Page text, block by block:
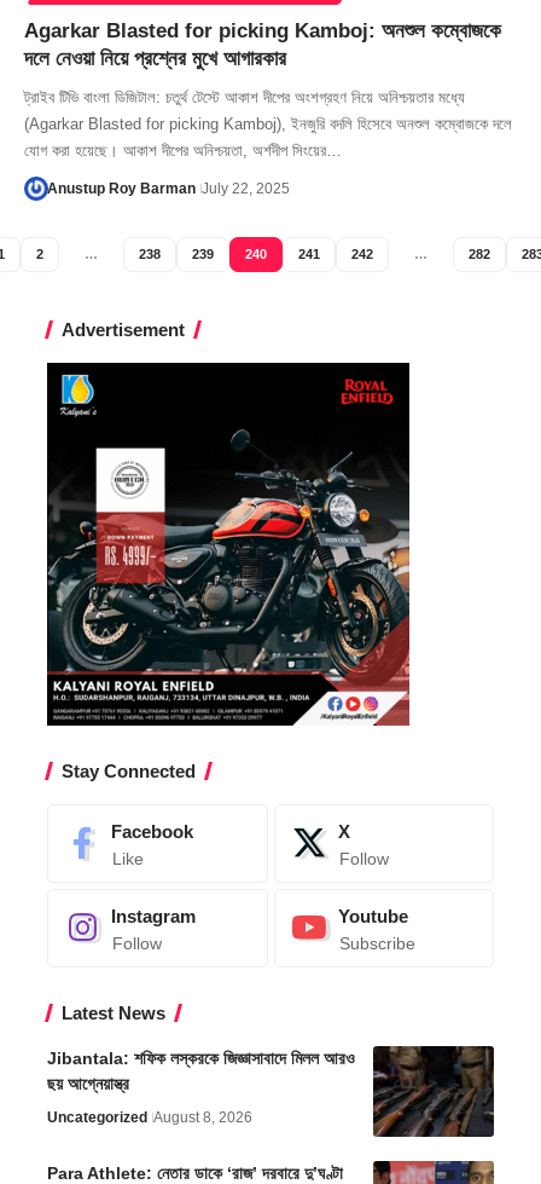
Agarkar Blasted for picking Kamboj: অনশুল কম্বোজকে
দলে নেওয়া নিয়ে প্রশ্নের মুখে আগারকার
ট্রাইব টিভি বাংলা ডিজিটাল: চতুর্থ টেস্টে আকাশ দীপের অংশগ্রহণ নিয়ে অনিশ্চয়তার মধ্যে
(Agarkar Blasted for picking Kamboj), ইনজুরি বদলি হিসেবে অনশুল কম্বোজকে দলে
যোগ করা হয়েছে। আকাশ দীপের অনিশ্চয়তা, অর্শদীপ সিংয়ের…
Anustup Roy Barman July 22, 2025
2 … 238 239 240 241 242 … 282
Advertisement
Stay Connected
Facebook
Like
X
Follow
Instagram
Follow
Youtube
Subscribe
Latest News
Jibantala: শফিক লস্করকে জিজ্ঞাসাবাদে মিলল আরও
ছয় আগ্নেয়াস্ত্র
Uncategorized August 8, 2026
Para Athlete: নেতার ডাকে ‘রাজ’ দরবারে দু’ঘণ্টা